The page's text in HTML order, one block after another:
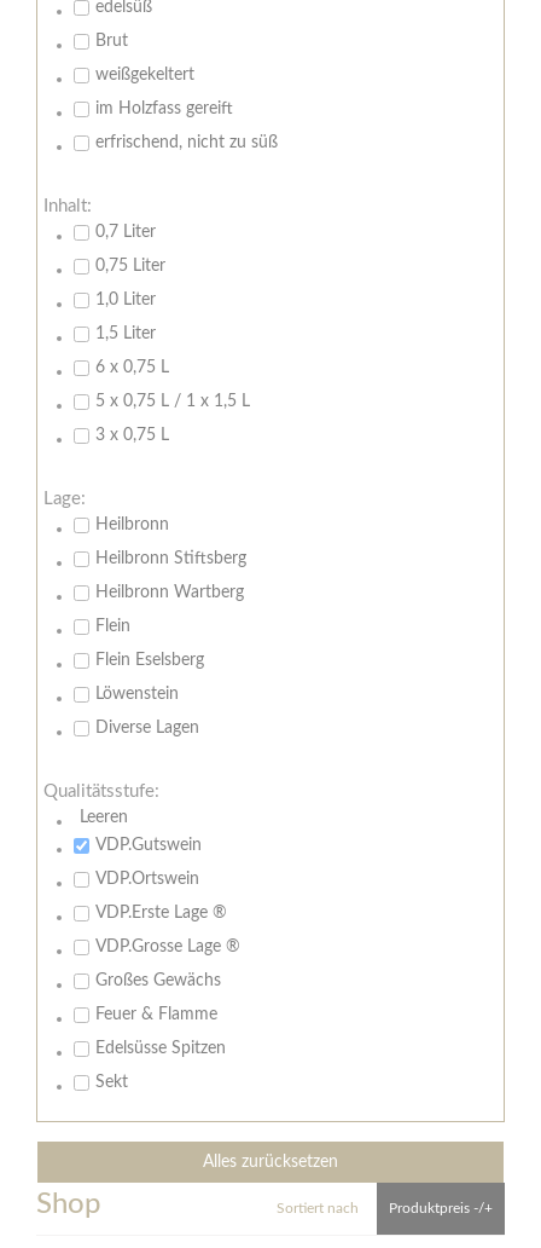
edelsüß
Brut
weißgekeltert
im Holzfass gereift
erfrischend, nicht zu süß
Inhalt:
0,7 Liter
0,75 Liter
1,0 Liter
1,5 Liter
6 x 0,75 L
5 x 0,75 L / 1 x 1,5 L
3 x 0,75 L
Lage:
Heilbronn
Heilbronn Stiftsberg
Heilbronn Wartberg
Flein
Flein Eselsberg
Löwenstein
Diverse Lagen
Qualitätsstufe:
Leeren
VDP.Gutswein
VDP.Ortswein
VDP.Erste Lage ®
VDP.Grosse Lage ®
Großes Gewächs
Feuer & Flamme
Edelsüsse Spitzen
Sekt
Alles zurücksetzen
Shop Sortiert nach Produktpreis -/+